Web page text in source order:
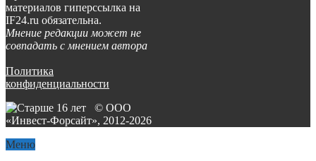
материалов гиперссылка на
IF24.ru обязательна.
Мнение редакции может не
совпадать с мнением автора
Политика
конфиденциальности
© ООО
«Инвест-Форсайт», 2012-2026
Меню